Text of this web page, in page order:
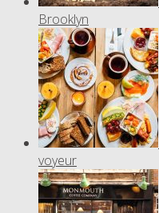
Brooklyn
voyeur